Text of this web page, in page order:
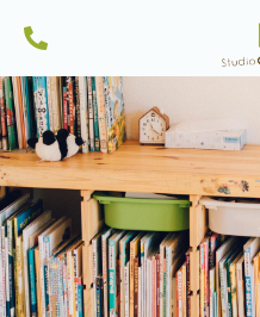
Skip
to
content
株式会社スタジオCoco-Li｜注文住
築士のいるココリにおまかせ|千葉県
ンから土地探しを行っている一級建
デルハウスは見学可能。習志野市・
一人ひとりに、心地よい暮らしを。
しています。